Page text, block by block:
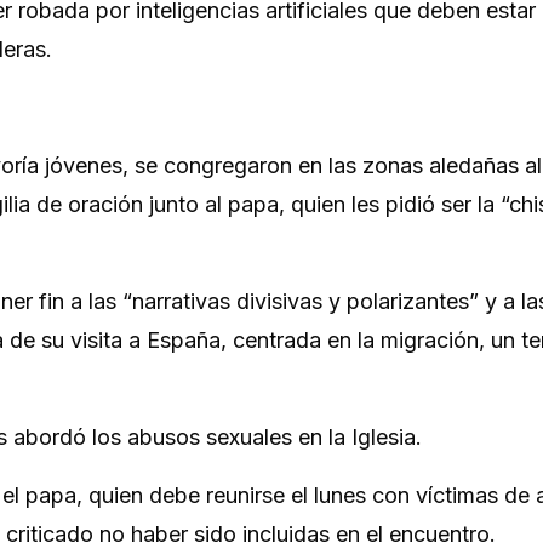
robada por inteligencias artificiales que deben estar
jóvenes, se congregaron en las zonas aledañas
de oración junto al papa, quien les pidió ser la
fin a las “narrativas divisivas y polarizantes” y a
su visita a España, centrada en la migración, un
los abusos sexuales en la Iglesia.
papa, quien debe reunirse el lunes con víctimas de
no haber sido incluidas en el encuentro.